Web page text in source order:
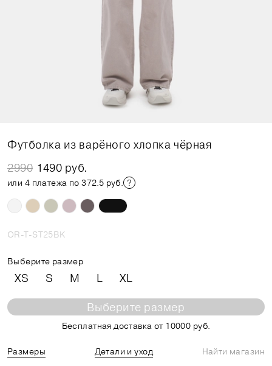
Футболка из варёного хлопка чёрная
2990 1490 руб.
или 4 платежа по 372.5 руб.
OR-T-ST25BK
Выберите размер
XS S M L XL
Выберите размер
Бесплатная доставка от 10000 руб.
Размеры Детали и уход
Найти магазин